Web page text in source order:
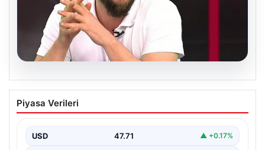
Transfer krizi soruşturmaya dönüştü!
Burhan Can Terzi için harekete geçildi
Piyasa Verileri
USD 47.71 ▲ +0.17%